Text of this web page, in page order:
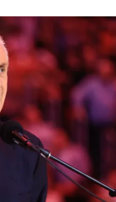
בפרסים
אלקטרה
1 – "מרלן"
1
לבית עסק
הפועל
הפועל
הפועל
מכבי
בני